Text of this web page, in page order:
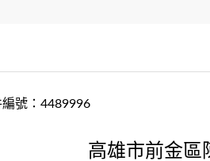
編號：4489996
高雄市前金區